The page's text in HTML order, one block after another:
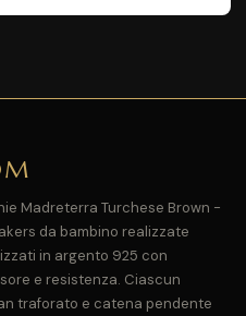
Madreterra Turchese Brown -
da bambino realizzate
in argento 925 con
e resistenza. Ciascun
traforato e catena pendente